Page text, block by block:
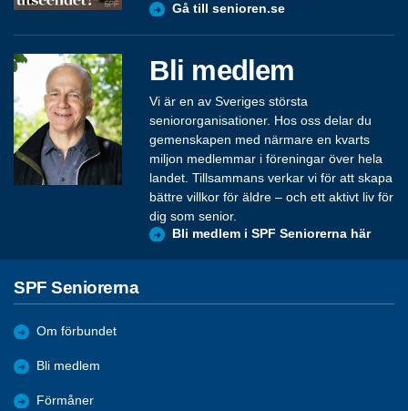
Gå till senioren.se
Bli medlem
Vi är en av Sveriges största
seniororganisationer. Hos oss delar du
gemenskapen med närmare en kvarts
miljon medlemmar i föreningar över hela
landet. Tillsammans verkar vi för att skapa
bättre villkor för äldre – och ett aktivt liv för
dig som senior.
Bli medlem i SPF Seniorerna här
SPF Seniorerna
Om förbundet
Bli medlem
Förmåner